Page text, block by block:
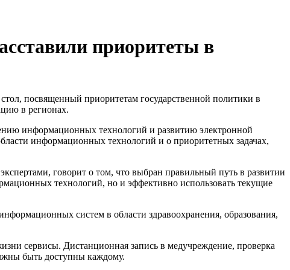
приоритеты в
посвященный приоритетам государственной политики в
в регионах.
информационных технологий и развитию электронной
информационных технологий и о приоритетных задачах,
говорит о том, что выбран правильный путь в развитии
технологий, но и эффективно использовать текущие
систем в области здравоохранения, образования,
сервисы. Дистанционная запись в медучреждение, проверка
быть доступны каждому.